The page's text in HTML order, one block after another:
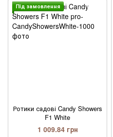
Пiд замовлення
Ротики садові Candy Showers
F1 White
1 009.84 грн